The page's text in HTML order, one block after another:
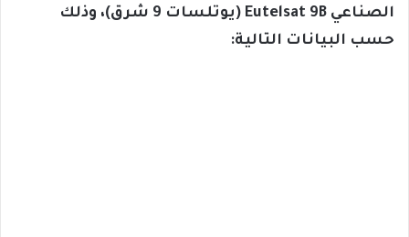
الصناعي Eutelsat 9B (يوتلسات 9 شرق)، وذلك
حسب البيانات التالية: